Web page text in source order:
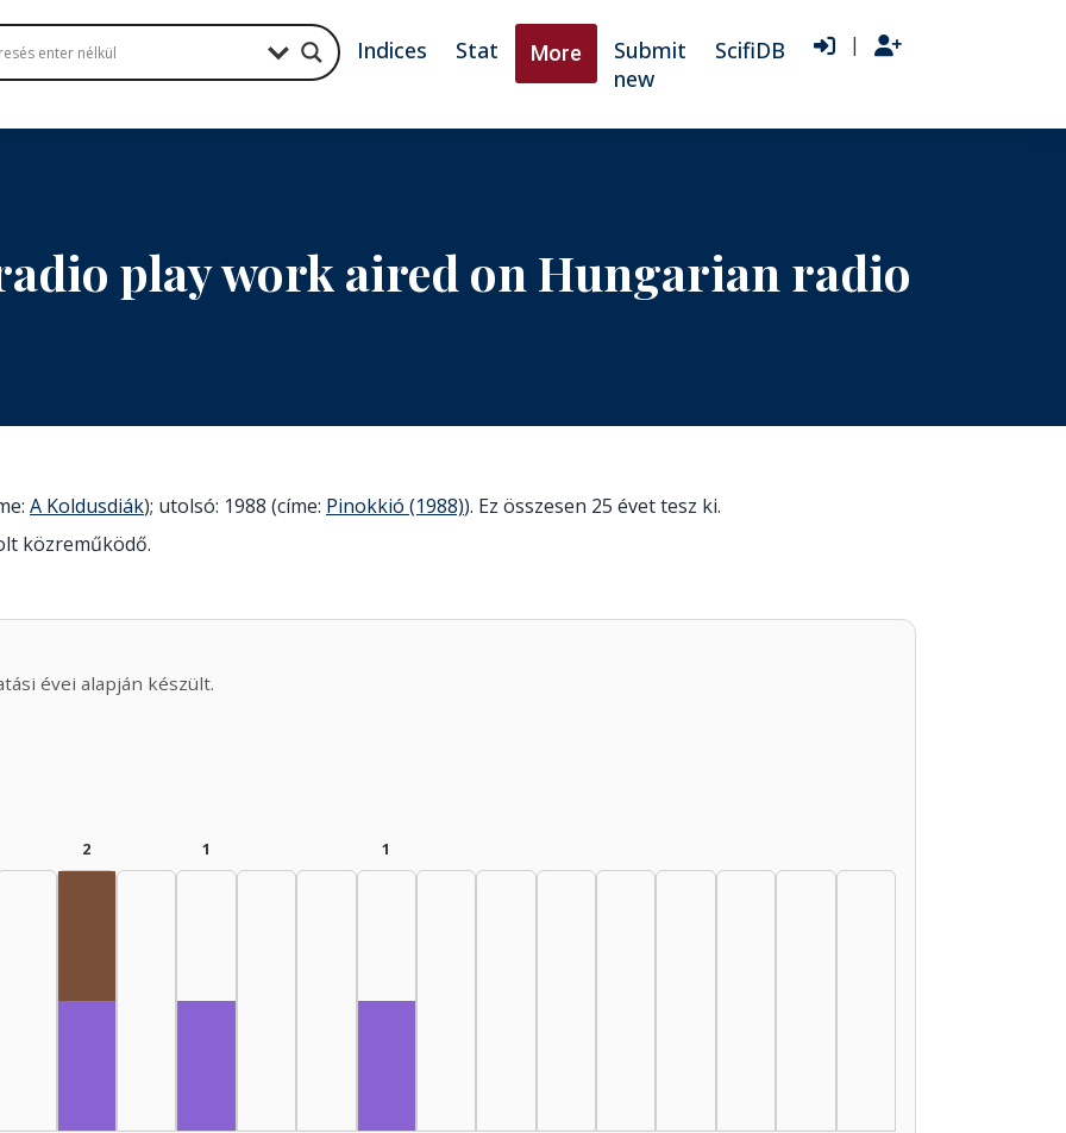
Indices Stat More
Submit
new
ScifiDB |
play work aired on Hungarian radio
A Koldusdiák); utolsó: 1988 (címe: Pinokkió (1988)). Ez összesen 25 évet tesz ki.
közreműködő.
évei alapján készült.
2 1 1